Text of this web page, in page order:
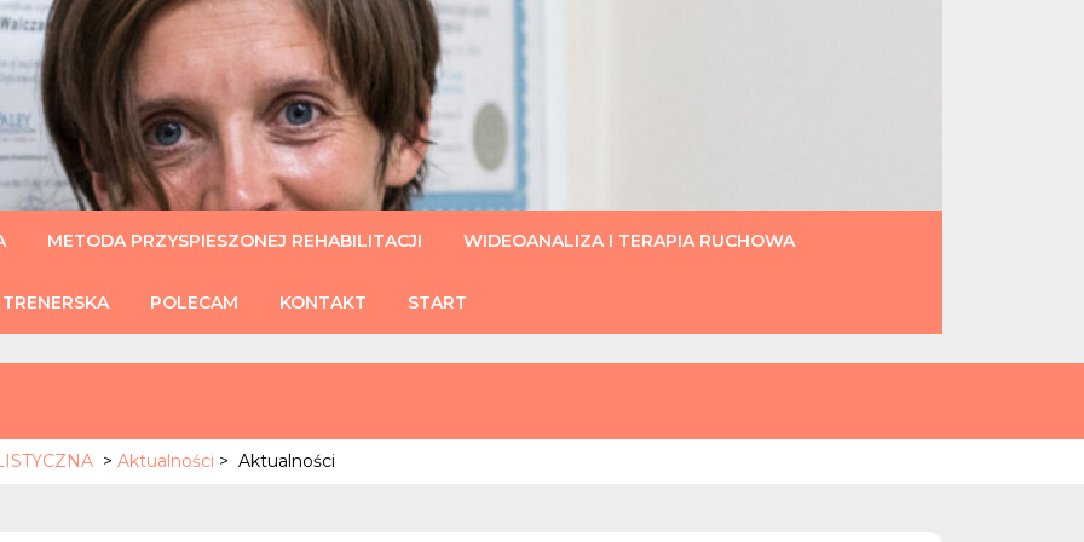
METODA PRZYSPIESZONEJ REHABILITACJI WIDEOANALIZA I TERAPIA RUCHOWA
POLECAM KONTAKT START
> Aktualności > Aktualności